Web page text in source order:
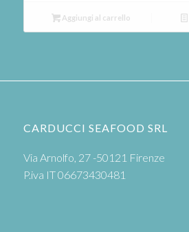
Aggiungi al carrello
CARDUCCI SEAFOOD SRL
Via Arnolfo, 27 -50121 Firenze
P.iva IT 06673430481